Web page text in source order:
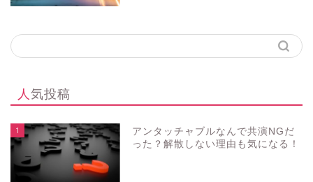
人気投稿
1
アンタッチャブルなんで共演NGだ
った？解散しない理由も気になる！